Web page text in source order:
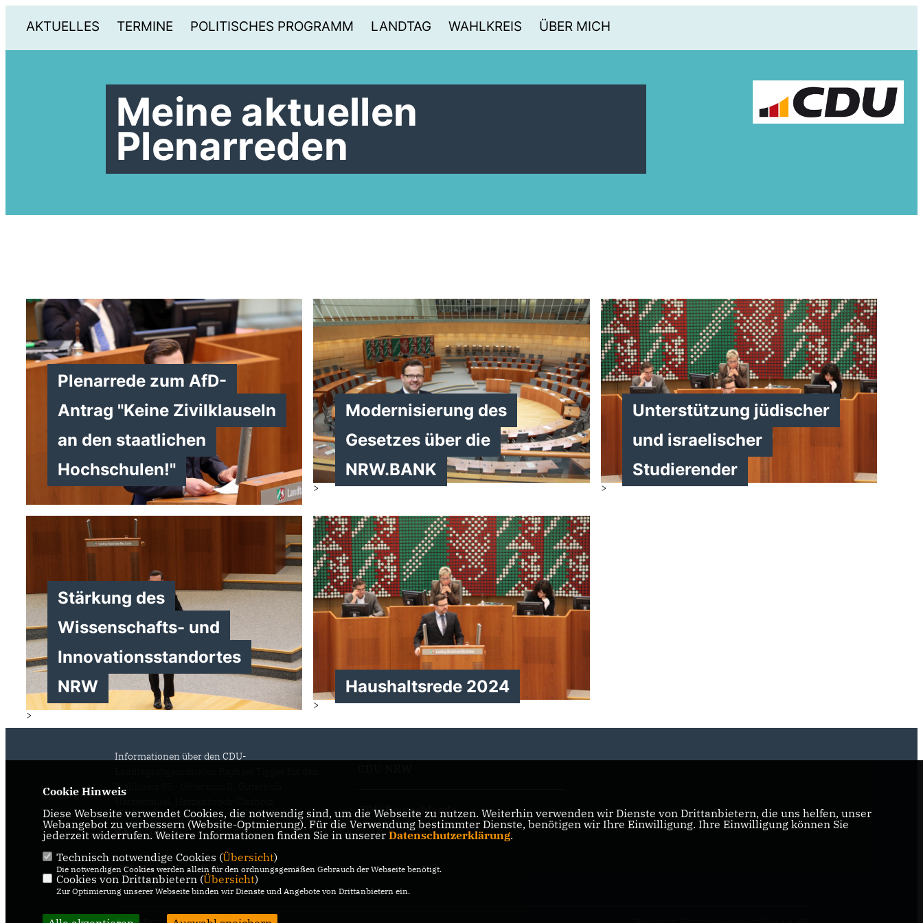
AKTUELLES TERMINE POLITISCHES PROGRAMM LANDTAG WAHLKREIS ÜBER MICH
Meine aktuellen
Plenarreden
Plenarrede zum AfD-
Antrag "Keine Zivilklauseln
an den staatlichen
Hochschulen!"
Modernisierung des
Gesetzes über die
NRW.BANK
>
Unterstützung jüdischer
und israelischer
Studierender
>
Stärkung des
Wissenschafts- und
Innovationsstandortes
NRW
>
Haushaltsrede 2024
>
Informationen über den CDU-
Wahlkreis 95 - Gütersloh II, Gütersloh,
IMPRESSUM
DATENSCHUTZ
KONTAKT
CDU Deutschlands
Cookie Hinweis
Diese Webseite verwendet Cookies, die notwendig sind, um die Webseite zu nutzen. Weiterhin verwenden wir Dienste von Drittanbietern, die uns helfen, unser
Webangebot zu verbessern (Website-Optmierung). Für die Verwendung bestimmter Dienste, benötigen wir Ihre Einwilligung. Ihre Einwilligung können Sie
jederzeit widerrufen. Weitere Informationen finden Sie in unserer Datenschutzerklärung.
Technisch notwendige Cookies (Übersicht)
Die notwendigen Cookies werden allein für den ordnungsgemäßen Gebrauch der Webseite benötigt.
Cookies von Drittanbietern (Übersicht)
Zur Optimierung unserer Webseite binden wir Dienste und Angebote von Drittanbietern ein.